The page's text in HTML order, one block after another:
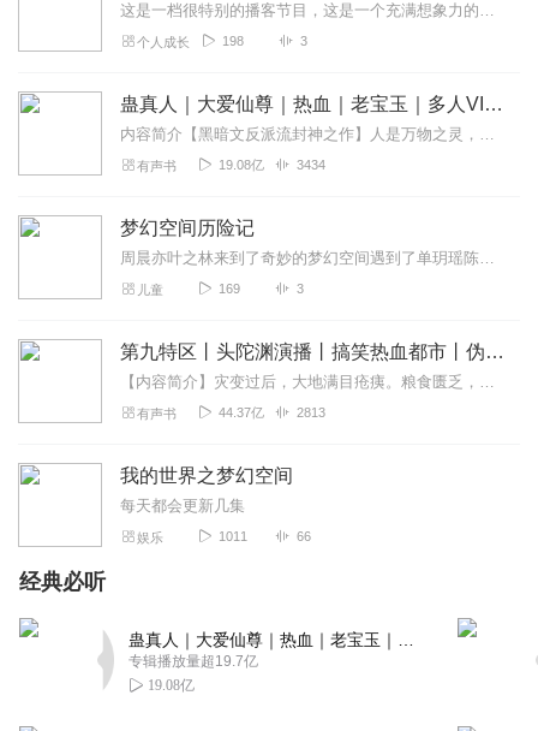
NO1叽叽歪歪
下
2024-04-15
有男女配合的声音应该更好
2021-08-12
以前看的第一本小说，梦幻空间，天魔神谭
2023-11-16
这是一档很特别的播客节目，这是一个充满想象力的地方，如果你和我一样脑海里有鲜活的人物，动人的故事，不论听起来多么离谱都没关系，都可以来这里分享；如果你想听故事，...
个人成长 198 3
蛊真人｜大爱仙尊｜热血｜老宝玉｜多人VIP免费有声剧
内容简介【黑暗文反派流封神之作】人是万物之灵，蛊是天地真精。一个穿越者不断重生的故事。一个养蛊、炼蛊、用蛊的奇特世界。配音组（男角色）老宝玉旁白...
有声书 19.08亿 3434
梦幻空间历险记
周晨亦叶之林来到了奇妙的梦幻空间遇到了单玥瑶陈鸣皋等许多伙伴为了维护正义，与机械暴君决战。最后阿扎托斯在终结之谷他们六人一兽最终能否战胜阿扎托斯？创造一代传奇。
儿童 169 3
第九特区丨头陀渊演播丨搞笑热血都市丨伪戒丨VIP免费多人有声剧
【内容简介】灾变过后，大地满目疮痍。粮食匮乏，资源紧俏，局势混乱……一位从待规划区杀出来的青年，背对着漫天黄沙，孤身来到九区谋生，却不曾想偶然结识三五好友，一念...
有声书 44.37亿 2813
我的世界之梦幻空间
每天都会更新几集
娱乐 1011 66
经典必听
专辑播放量超19.7亿
19.08亿